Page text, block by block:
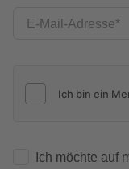
E-Mail-Adresse
Ich möchte auf